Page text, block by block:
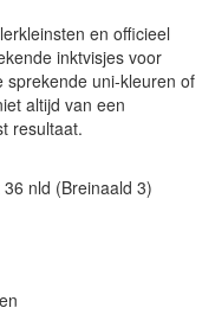
en officieel
inktvisjes voor
sprekende uni-kleuren of
altijd van een
resultaat.
nld (Breinaald 3)